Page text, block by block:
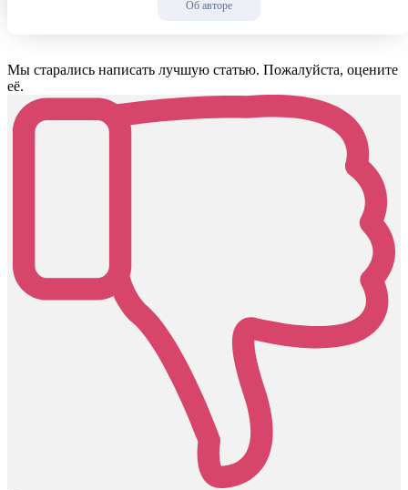
Об авторе
Мы старались написать лучшую статью. Пожалуйста, оцените
её.